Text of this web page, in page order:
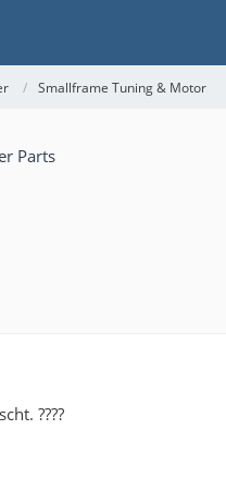
Smallframe Tuning & Motor
????